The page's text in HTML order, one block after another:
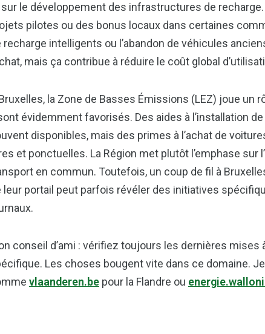
le développement des infrastructures de
pilotes ou des bonus locaux dans certaines
recharge intelligents ou l’abandon de véhicules
mais ça contribue à réduire le coût global
la Zone de Basses Émissions (LEZ) joue un
évidemment favorisés. Des aides à l’installation
disponibles, mais des primes à l’achat de
et ponctuelles. La Région met plutôt l’emphase sur
en commun. Toutefois, un coup de fil à
leur portail peut parfois révéler des initiatives
conseil d’ami : vérifiez toujours les dernières
Les choses bougent vite dans ce domaine.
vlaanderen.be pour la Flandre ou